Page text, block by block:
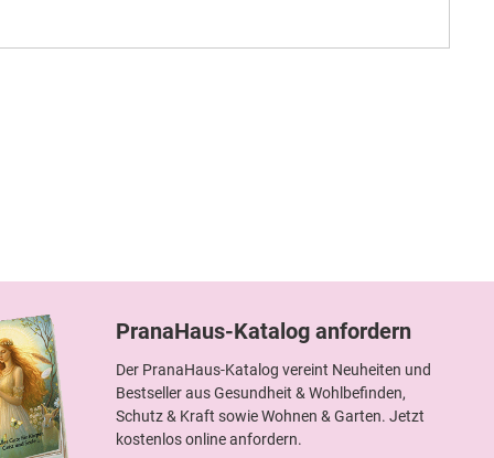
PranaHaus-Katalog anfordern
Der PranaHaus-Katalog vereint Neuheiten und
Bestseller aus Gesundheit & Wohlbefinden,
Schutz & Kraft sowie Wohnen & Garten. Jetzt
kostenlos online anfordern.